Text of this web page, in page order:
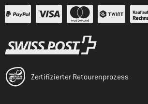
Zertifizierter Retourenprozess